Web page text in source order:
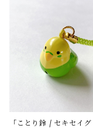
「ことり鈴 / セキセイグ